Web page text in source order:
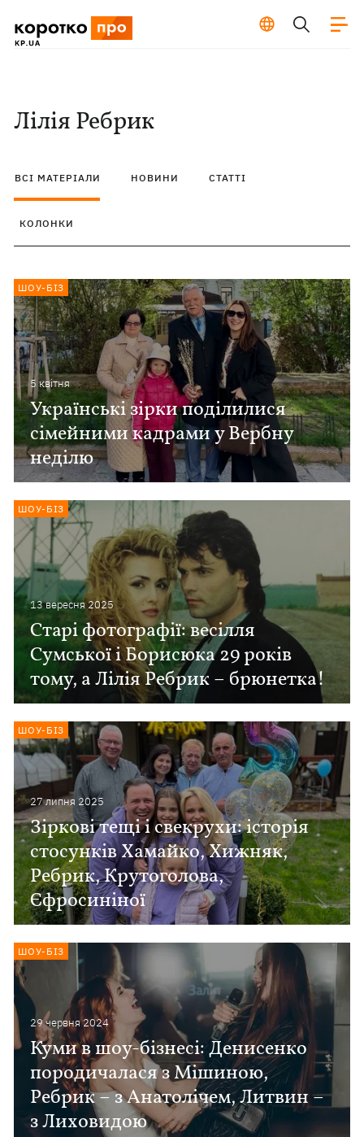
Лілія Ребрик
ВСІ МАТЕРІАЛИ НОВИНИ СТАТТІ
КОЛОНКИ
5 квiтня
Українські зірки поділилися
сімейними кадрами у Вербну
неділю
ШОУ-БІЗ
13 вересня 2025
Старі фотографії: весілля
Сумської і Борисюка 29 років
тому, а Лілія Ребрик – брюнетка!
ШОУ-БІЗ
27 липня 2025
Зіркові тещі і свекрухи: історія
стосунків Хамайко, Хижняк,
Ребрик, Крутоголова,
Єфросиніної
ШОУ-БІЗ
29 червня 2024
Куми в шоу-бізнесі: Денисенко
породичалася з Мішиною,
Ребрик – з Анатолічем, Литвин –
з Лиховидою
ШОУ-БІЗ